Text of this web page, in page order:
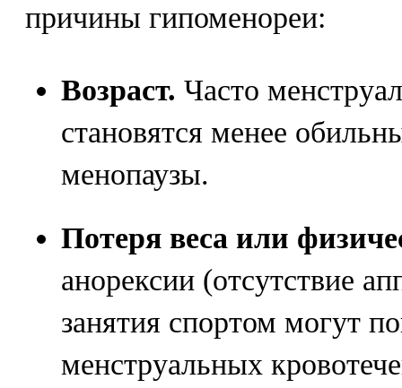
причины гипоменореи:
Возраст. Часто
становятся менее
менопаузы.
Потеря веса или
анорексии (отсутствие
занятия спортом могут
менструальных